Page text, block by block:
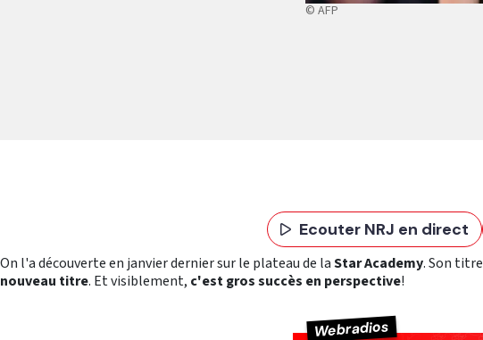
© AFP
Ecouter NRJ en direct
On l'a découverte en janvier dernier sur le plateau de laStar Academy. Son titre
nouveau titre. Et visiblement, c'est gros succès en perspective!
Webradios